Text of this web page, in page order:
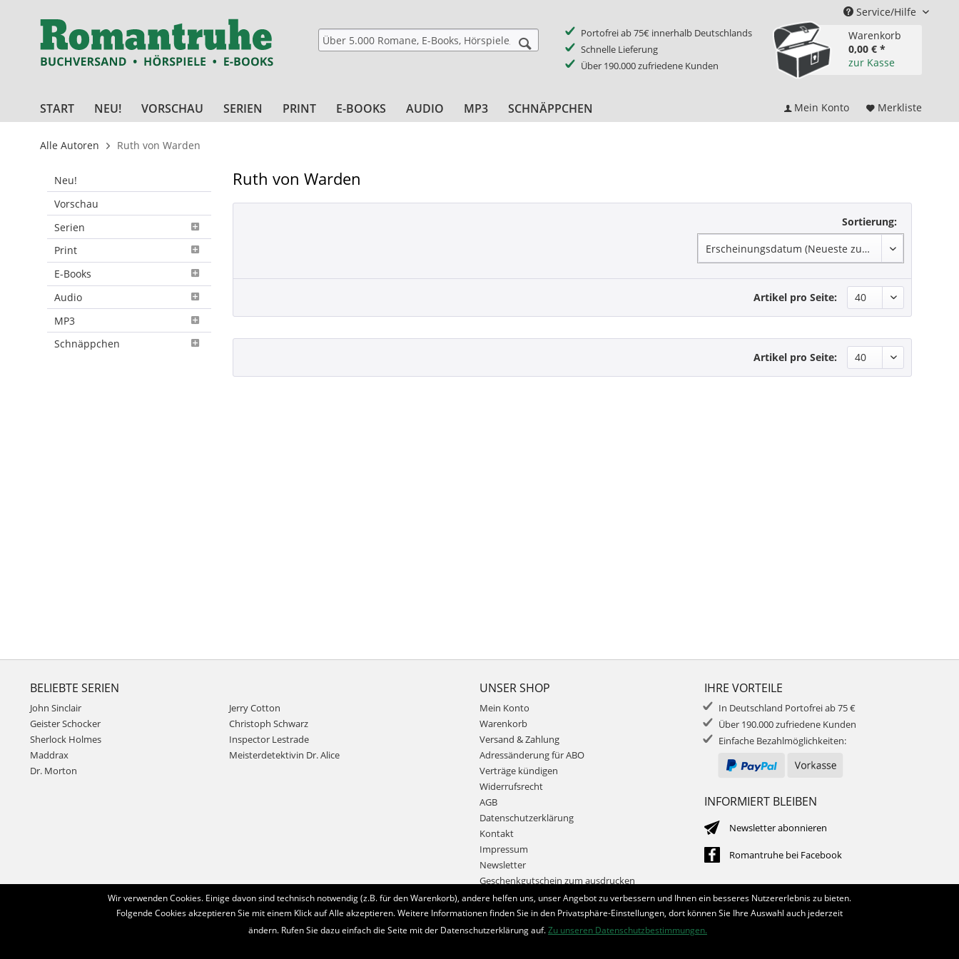
Service/Hilfe
Portofrei ab 75€ innerhalb Deutschlands
Schnelle Lieferung
Über 190.000 zufriedene Kunden
Warenkorb
0,00 € *
zur Kasse
START NEU! VORSCHAU SERIEN PRINT E-BOOKS AUDIO MP3 SCHNÄPPCHEN Mein Konto Merkliste
Alle Autoren Ruth von Warden
Neu!
Vorschau
Serien
Print
E-Books
Audio
MP3
Schnäppchen
Ruth von Warden
Sortierung:
Artikel pro Seite:
Artikel pro Seite:
BELIEBTE SERIEN
John Sinclair
Geister Schocker
Sherlock Holmes
Maddrax
Dr. Morton
Jerry Cotton
Christoph Schwarz
Inspector Lestrade
Meisterdetektivin Dr. Alice
UNSER SHOP
Mein Konto
Warenkorb
Versand & Zahlung
Adressänderung für ABO
Verträge kündigen
Widerrufsrecht
AGB
Datenschutzerklärung
Kontakt
Impressum
Newsletter
Geschenkgutschein zum ausdrucken
IHRE VORTEILE
In Deutschland Portofrei ab 75 €
Über 190.000 zufriedene Kunden
Einfache Bezahlmöglichkeiten:
INFORMIERT BLEIBEN
Newsletter abonnieren
Romantruhe bei Facebook
Bestellung widerrufen
Wir verwenden Cookies. Einige davon sind technisch notwendig (z.B. für den Warenkorb), andere helfen uns, unser Angebot zu verbessern und Ihnen ein besseres Nutzererlebnis zu bieten.
Folgende Cookies akzeptieren Sie mit einem Klick auf Alle akzeptieren. Weitere Informationen finden Sie in den Privatsphäre-Einstellungen, dort können Sie Ihre Auswahl auch jederzeit
ändern. Rufen Sie dazu einfach die Seite mit der Datenschutzerklärung auf.Zu unseren Datenschutzbestimmungen.